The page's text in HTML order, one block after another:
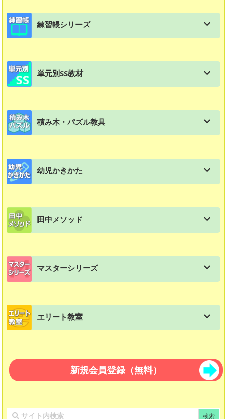
会員用ダウンロード資料一覧
入塾テスト ダウンロード
文章題教材再改訂及び価格改定のお知らせ
SS教材解答ダウンロード（2011年度版）
会員情報/パスワード変更
練習帳シリーズ
練習帳シリーズの特長と使い方
練習帳：小学1年生
練習帳：小学３年生
練習帳：漢字練習帳
練習帳：計算練習帳
単元別SS教材
ＳＳ教材の特徴と使い方
スモールステップ：２年生用
スモールステップ：４年生用
スモールステップ：６年生用
積み木・パズル教具
図形スキルマスター講座
基本4ピース（黄緑）
リンカワード
つみき教材 知恵の積み木１２３
多面体組み立てキット ポリ・キュービック
幼児かきかた
すくすくどんどん
てんとせん
さいころ
田中メソッド
語彙力「使って覚える言葉」
教科書に出てくるお話＋読解問題集
マスターシリーズ
パズルマスター 算数
ピタゴラスのたまご算数
エリート教室
エリート教室算数新規会員登録（無料）